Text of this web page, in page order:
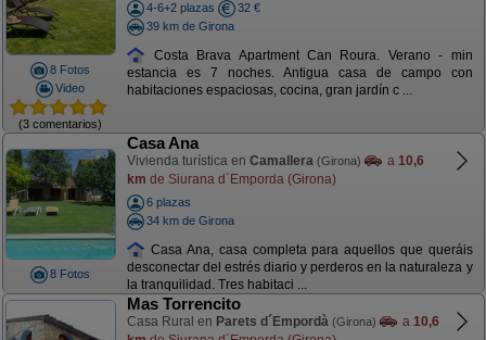
8 Fotos
Video
(3 comentarios)
4-6+2 plazas
32 €
39 km de Girona
Costa Brava Apartment Can Roura. Verano - min
estancia es 7 noches. Antigua casa de campo con
habitaciones espaciosas, cocina, gran jardín c ...
8 Fotos
Casa Ana
Vivienda turística en Camallera (Girona) a 10,6
km de Siurana d´Emporda (Girona)
6 plazas
34 km de Girona
Casa Ana, casa completa para aquellos que queráis
desconectar del estrés diario y perderos en la naturaleza y
la tranquilidad. Tres habitaci ...
Mas Torrencito
Casa Rural en Parets d´Empordà (Girona) a 10,6